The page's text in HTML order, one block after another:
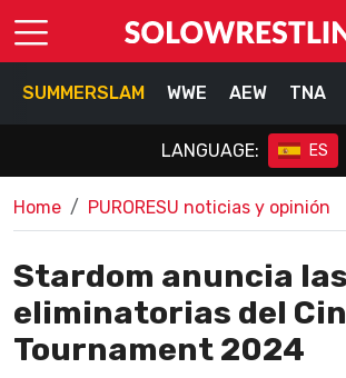
SUMMERSLAM WWE AEW TNA
LANGUAGE: ES
Home PURORESU noticias y opinión
Stardom anuncia las
eliminatorias del
Tournament 2024